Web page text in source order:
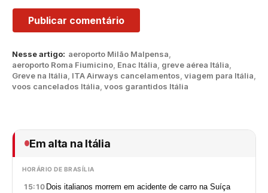
Nesse artigo: aeroporto Milão Malpensa
aeroporto Roma Fiumicino Enac Itália greve aérea Itália
Greve na Itália ITA Airways cancelamentos viagem para Itália
voos cancelados Itália voos garantidos Itália
Em alta na Itália
HORÁRIO DE BRASÍLIA
15:10 Dois italianos morrem em acidente de carro na Suíça